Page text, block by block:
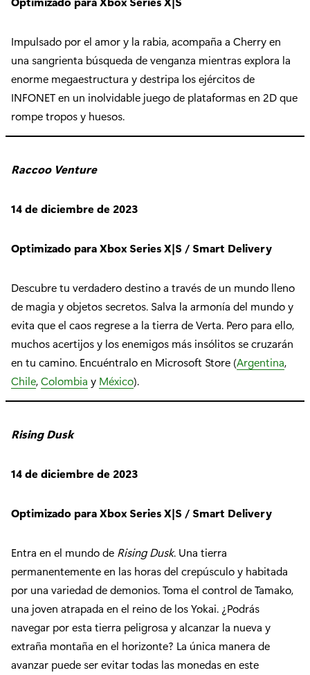
Impulsado por el amor y la rabia, acompaña a Cherry en
una sangrienta búsqueda de venganza mientras explora la
enorme megaestructura y destripa los ejércitos de
INFONET en un inolvidable juego de plataformas en 2D que
rompe tropos y huesos.
Raccoo Venture
14 de diciembre de 2023
Optimizado para Xbox Series X|S / Smart Delivery
Descubre tu verdadero destino a través de un mundo lleno
de magia y objetos secretos. Salva la armonía del mundo y
evita que el caos regrese a la tierra de Verta. Pero para ello,
muchos acertijos y los enemigos más insólitos se cruzarán
en tu camino. Encuéntralo en Microsoft Store (Argentina,
Chile,Colombia y México).
Rising Dusk
14 de diciembre de 2023
Optimizado para Xbox Series X|S / Smart Delivery
Entra en el mundo de Rising Dusk. Una tierra
permanentemente en las horas del crepúsculo y habitada
por una variedad de demonios. Toma el control de Tamako,
una joven atrapada en el reino de los Yokai. ¿Podrás
navegar por esta tierra peligrosa y alcanzar la nueva y
extraña montaña en el horizonte? La única manera de
avanzar puede ser evitar todas las monedas en este